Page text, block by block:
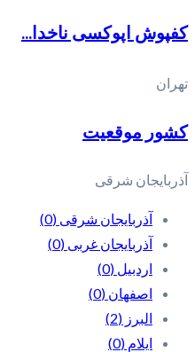
کفپوش اپوکسی ناخدا...
تهران
کشور موقعیت
آذربایجان شرقی
آذربایجان شرقی (0)
آذربایجان غربی (0)
اردبیل (0)
اصفهان (0)
البرز (2)
ایلام (0)